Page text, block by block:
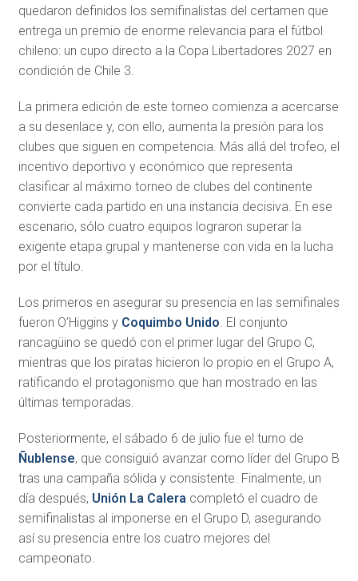
quedaron definidos los semifinalistas del certamen que
entrega un premio de enorme relevancia para el fútbol
chileno: un cupo directo a la Copa Libertadores 2027 en
condición de Chile 3.
La primera edición de este torneo comienza a acercarse
a su desenlace y, con ello, aumenta la presión para los
clubes que siguen en competencia. Más allá del trofeo, el
incentivo deportivo y económico que representa
clasificar al máximo torneo de clubes del continente
convierte cada partido en una instancia decisiva. En ese
escenario, sólo cuatro equipos lograron superar la
exigente etapa grupal y mantenerse con vida en la lucha
por el título.
Los primeros en asegurar su presencia en las semifinales
fueron O’Higgins y Coquimbo Unido. El conjunto
rancagüino se quedó con el primer lugar del Grupo C,
mientras que los piratas hicieron lo propio en el Grupo A,
ratificando el protagonismo que han mostrado en las
últimas temporadas.
Posteriormente, el sábado 6 de julio fue el turno de
Ñublense, que consiguió avanzar como líder del Grupo B
tras una campaña sólida y consistente. Finalmente, un
día después, Unión La Caleracompletó el cuadro de
semifinalistas al imponerse en el Grupo D, asegurando
así su presencia entre los cuatro mejores del
campeonato.